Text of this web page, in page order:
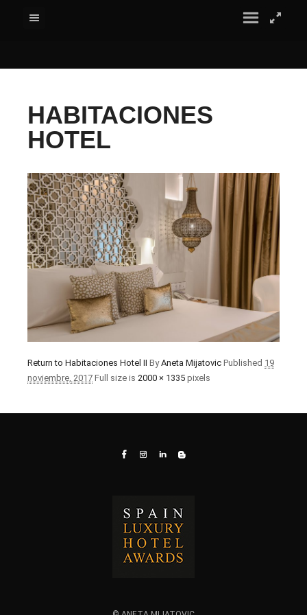
HABITACIONES
HOTEL
Return to Habitaciones Hotel II ByAneta Mijatovic Published 19
noviembre, 2017 Full size is 2000 × 1335 pixels